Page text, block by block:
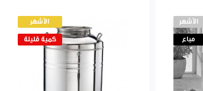
الأشهر
مباع
الأشهر
كمية قليلة